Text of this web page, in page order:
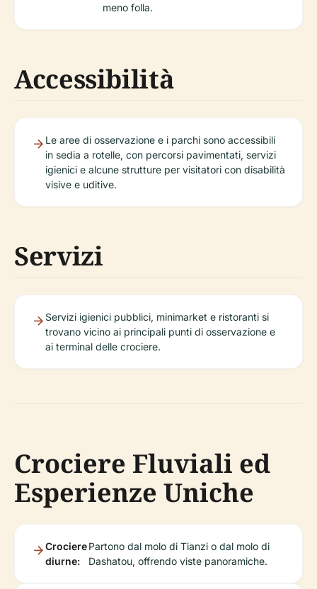
meno folla.
Accessibilità
Le aree di osservazione e i parchi sono accessibili
in sedia a rotelle, con percorsi pavimentati, servizi
igienici e alcune strutture per visitatori con disabilità
visive e uditive.
Servizi
Servizi igienici pubblici, minimarket e ristoranti si
trovano vicino ai principali punti di osservazione e
ai terminal delle crociere.
Crociere Fluviali ed
Esperienze Uniche
Crociere
diurne:
Partono dal molo di Tianzi o dal molo di
Dashatou, offrendo viste panoramiche.